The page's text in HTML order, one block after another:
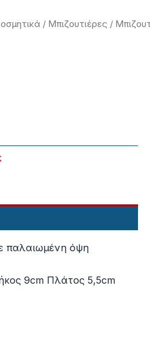
/ Μπιζουτιέρες /
παλαιωμένη όψη
9cm Πλάτος 5,5cm